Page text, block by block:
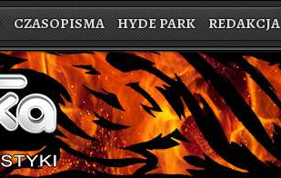
CZASOPISMA HYDE PARK REDAKCJA